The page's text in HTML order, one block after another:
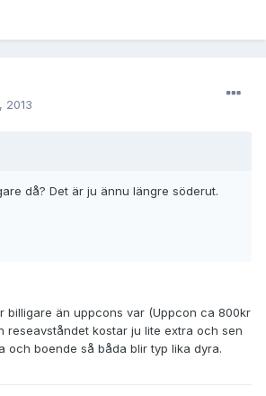
2013
då? Det är ju ännu längre söderut.
billigare än uppcons var (Uppcon ca 800kr
reseavståndet kostar ju lite extra och sen
och boende så båda blir typ lika dyra.